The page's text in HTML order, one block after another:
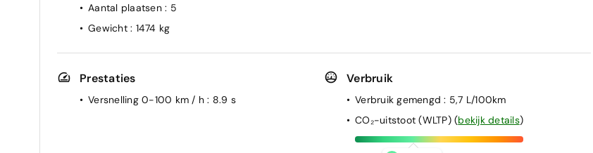
Aantal plaatsen : 5
Gewicht : 1474 kg
Prestaties
Versnelling 0-100 km / h: 8.9 s
Verbruik
Verbruik gemengd: 5,7 L/100km
CO₂-uitstoot (WLTP) (bekijk details)